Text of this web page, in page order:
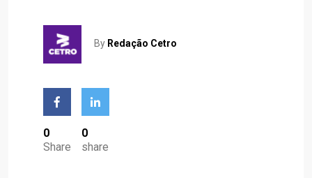
By Redação Cetro
0
Share
0
share